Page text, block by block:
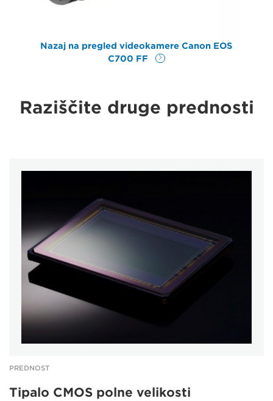
Nazaj na pregled videokamere Canon EOS
C700 FF
Raziščite druge prednosti
PREDNOST
Tipalo CMOS polne velikosti